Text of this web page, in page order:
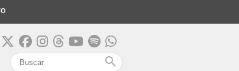
search